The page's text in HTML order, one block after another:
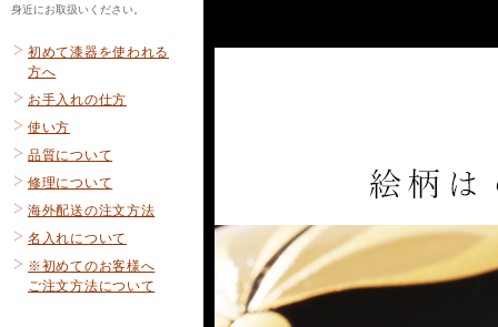
身近にお取扱いください。
初めて漆器を使われる
方へ
お手入れの仕方
使い方
品質について
修理について
海外配送の注文方法
名入れについて
※初めてのお客様へ
ご注文方法について